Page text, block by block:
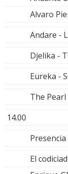
Alvaro
Andare -
Djelika -
Eureka -
The Pearl
14.00
Presencia
El